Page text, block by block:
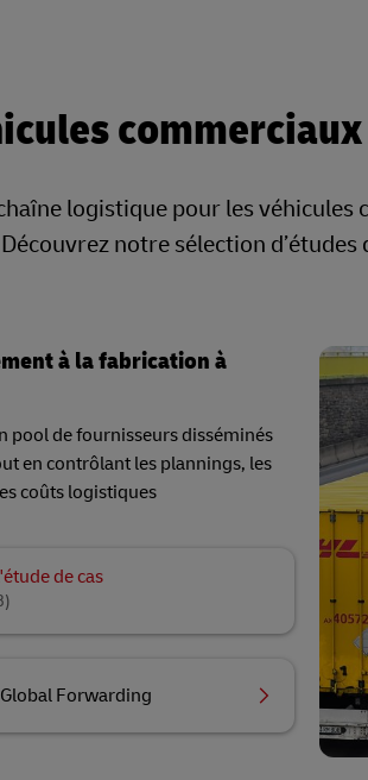
commerciaux
logistique pour les
notre sélection d’études
à la fabrication à
pool de fournisseurs disséminés
en contrôlant les plannings, les
coûts logistiques
de cas
Forwarding